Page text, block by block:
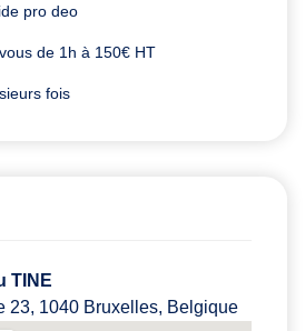
pro deo
de 1h à 150€ HT
fois
TINE
23, 1040 Bruxelles, Belgique